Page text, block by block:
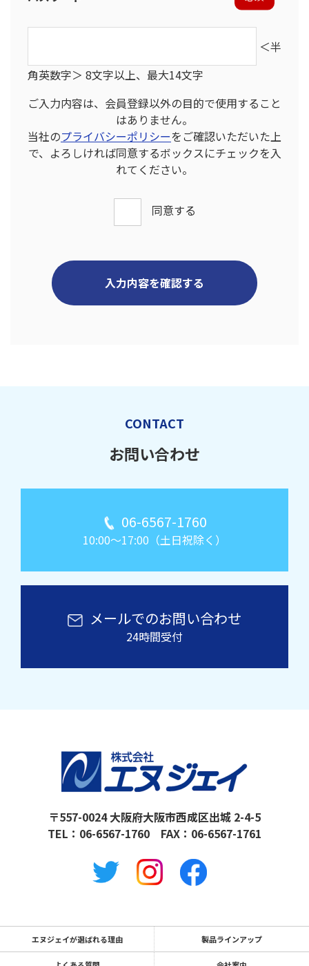
＜半
⾓英数字＞ 8⽂字以上、最⼤14⽂字
ご入力内容は、会員登録以外の目的で使用すること
はありません。
当社のプライバシーポリシーをご確認いただいた上
で、よろしければ同意するボックスにチェックを入
れてください。
同意する
CONTACT
お問い合わせ
06-6567-1760
10:00～17:00（土日祝除く）
メールでのお問い合わせ
24時間受付
〒557-0024 大阪府大阪市西成区出城 2-4-5
TEL： 06-6567-1760 FAX：06-6567-1761
エヌジェイが選ばれる理由 製品ラインアップ